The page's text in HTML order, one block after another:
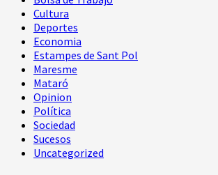
Cultura
Deportes
Economia
Estampes de Sant Pol
Maresme
Mataró
Opinion
Política
Sociedad
Sucesos
Uncategorized